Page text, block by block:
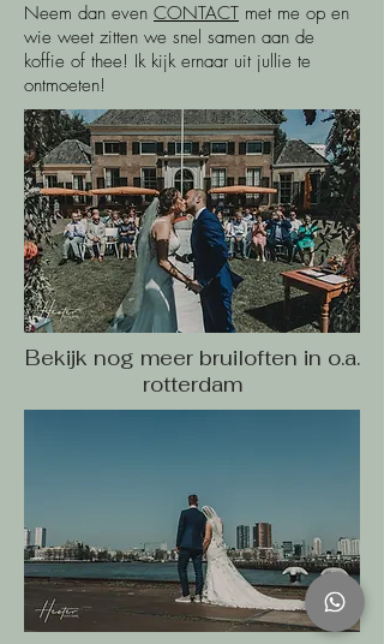
Neem dan even CONTACT met me op en
wie weet zitten we snel samen aan de
koffie of thee! Ik kijk ernaar uit jullie te
ontmoeten!
Bekijk nog meer bruiloften in o.a.
rotterdam